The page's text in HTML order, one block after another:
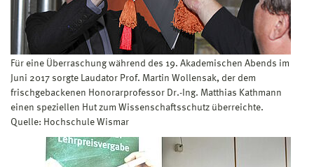
Für eine Überraschung während des 19. Akademischen Abends im
Juni 2017 sorgte Laudator Prof. Martin Wollensak, der dem
frischgebackenen Honorarprofessor Dr.-Ing. Matthias Kathmann
einen speziellen Hut zum Wissenschaftsschutz überreichte.
Quelle: Hochschule Wismar